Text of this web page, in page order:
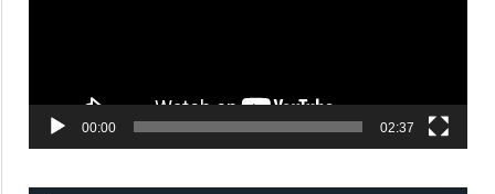
00:00 02:37